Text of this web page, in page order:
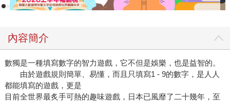
內容簡介
數獨是一種填寫數字的智力遊戲，它不但是娛樂，也是益智的。
由於遊戲規則簡單、易懂，而且只填寫1 - 9的數字，是人人
都能填寫的遊戲，更是
目前全世界最炙手可熱的趣味遊戲，日本已風靡了二十幾年，至